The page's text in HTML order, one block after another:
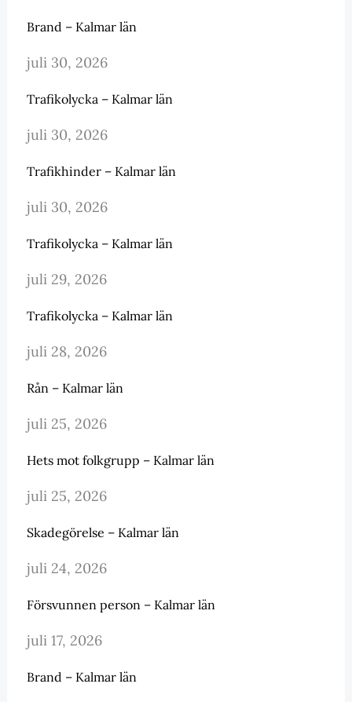
Brand – Kalmar län
juli 30, 2026
Trafikolycka – Kalmar län
juli 30, 2026
Trafikhinder – Kalmar län
juli 30, 2026
Trafikolycka – Kalmar län
juli 29, 2026
Trafikolycka – Kalmar län
juli 28, 2026
Rån – Kalmar län
juli 25, 2026
Hets mot folkgrupp – Kalmar län
juli 25, 2026
Skadegörelse – Kalmar län
juli 24, 2026
Försvunnen person – Kalmar län
juli 17, 2026
Brand – Kalmar län